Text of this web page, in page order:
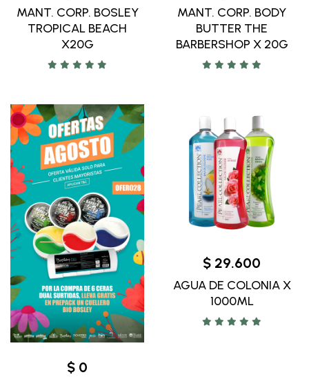
MANT. CORP. BOSLEY
TROPICAL BEACH
X20G
MANT. CORP. BODY
BUTTER THE
BARBERSHOP X 20G
$ 0
$ 29.600
AGUA DE COLONIA X
1000ML